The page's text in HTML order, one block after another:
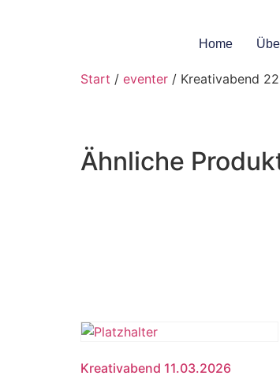
Home
Start / eventer / Kreativabend
Ähnliche
Kreativabend 11.03.2026